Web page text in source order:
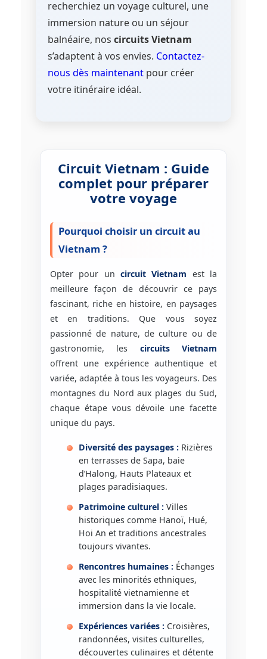
coûts. Le choix dépend de vos
priorités : confort et exclusivité ou
convivialité et budget.
Vietnam complet : Nord, Centre
et Sud avec Huê, Hoi An, Saigon et
le delta du Mékong (15 à 18
jours).
Circuits hors des sentiers battus
:Ha Giang, Cao Bang, Mai Chau et
Ces itinéraires offrent un excellent
équilibre entre culture, paysages et
recherchiez un voyage culturel, une
immersion nature ou un séjour
balnéaire, nos circuits Vietnam
s’adaptent à vos envies. Contactez-
nous dès maintenant pour créer
votre itinéraire idéal.
Circuit Vietnam : Guide
complet pour préparer
votre voyage
Pourquoi choisir un circuit au
Vietnam ?
Opter pour un circuit Vietnam est la
meilleure façon de découvrir ce pays
fascinant, riche en histoire, en paysages
et en traditions. Que vous soyez
passionné de nature, de culture ou de
gastronomie, les circuits Vietnam
offrent une expérience authentique et
variée, adaptée à tous les voyageurs. Des
montagnes du Nord aux plages du Sud,
chaque étape vous dévoile une facette
unique du pays.
Diversité des paysages :Rizières
en terrasses de Sapa, baie
d’Halong, Hauts Plateaux et
plages paradisiaques.
Patrimoine culturel :Villes
historiques comme Hanoï, Hué,
Hoi An et traditions ancestrales
toujours vivantes.
Rencontres humaines :Échanges
avec les minorités ethniques,
hospitalité vietnamienne et
immersion dans la vie locale.
Expériences variées :Croisières,
randonnées, visites culturelles,
découvertes culinaires et détente